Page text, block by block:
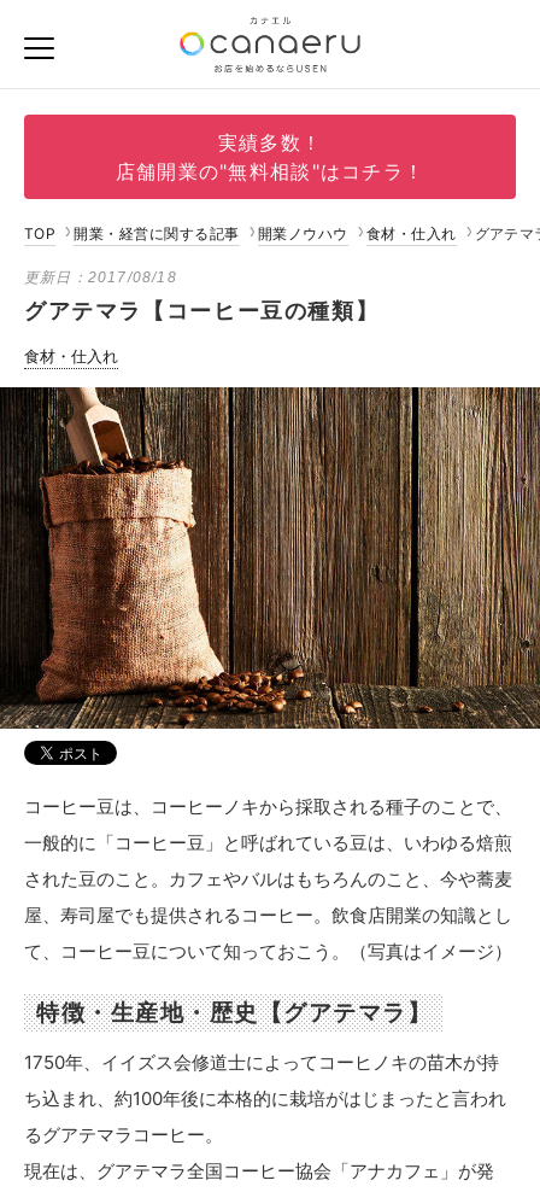
実績多数！
店舗開業の"無料相談"はコチラ！
TOP 開業・経営に関する記事 開業ノウハウ 食材・仕入れ グアテマ
更新日： 2017/08/18
グアテマラ【コーヒー豆の種類】
食材・仕入れ
コーヒー豆は、コーヒーノキから採取される種子のことで、
一般的に「コーヒー豆」と呼ばれている豆は、いわゆる焙煎
された豆のこと。カフェやバルはもちろんのこと、今や蕎麦
屋、寿司屋でも提供されるコーヒー。飲食店開業の知識とし
て、コーヒー豆について知っておこう。（写真はイメージ）
特徴・生産地・歴史【グアテマラ】
1750年、イイズス会修道士によってコーヒノキの苗木が持
ち込まれ、約100年後に本格的に栽培がはじまったと言われ
るグアテマラコーヒー。
現在は、グアテマラ全国コーヒー協会「アナカフェ」が発